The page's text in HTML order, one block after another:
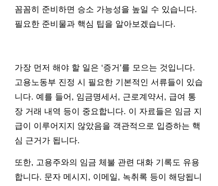
꼼꼼히 준비하면 승소 가능성을 높일 수 있습니다.
필요한 준비물과 핵심 팁을 알아보겠습니다.
가장 먼저 해야 할 일은 ‘증거’를 모으는 것입니다.
고용노동부 진정 시 필요한 기본적인 서류들이 있습
니다. 예를 들어, 임금명세서, 근로계약서, 급여 통
장 거래 내역 등이 중요합니다. 이 자료들은 임금 지
급이 이루어지지 않았음을 객관적으로 입증하는 핵
심 근거가 됩니다.
또한, 고용주와의 임금 체불 관련 대화 기록도 유용
합니다. 문자 메시지, 이메일, 녹취록 등이 해당됩니